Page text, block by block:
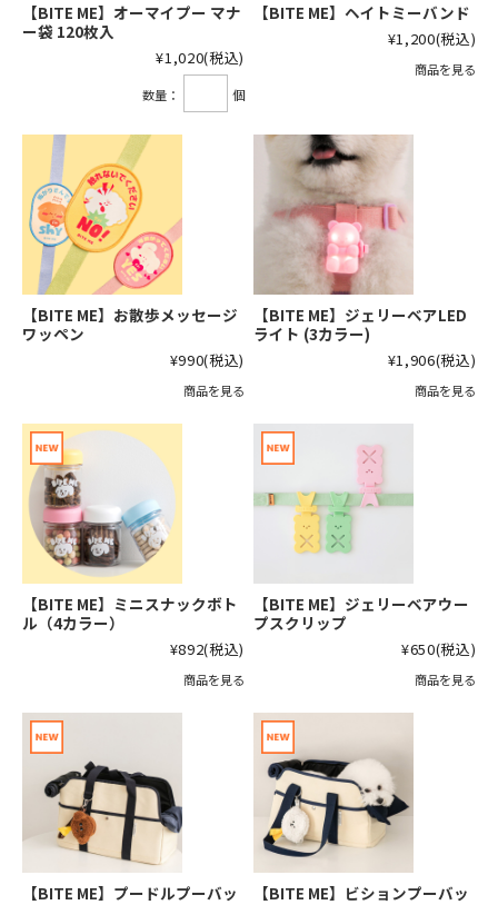
【BITE ME】オーマイプー マナ
ー袋 120枚入
¥1,020(税込)
数量： 個
【BITE ME】ヘイトミーバンド
¥1,200(税込)
商品を見る
【BITE ME】お散歩メッセージ
ワッペン
¥990(税込)
商品を見る
【BITE ME】ジェリーベアLED
ライト (3カラー)
¥1,906(税込)
商品を見る
【BITE ME】ミニスナックボト
ル（4カラー）
¥892(税込)
商品を見る
【BITE ME】ジェリーベアウー
プスクリップ
¥650(税込)
商品を見る
【BITE ME】プードルプーバッ
【BITE ME】ビションプーバッ